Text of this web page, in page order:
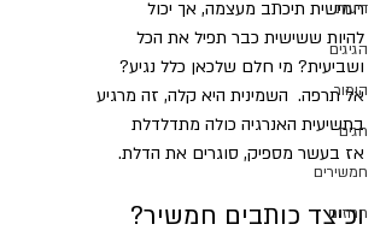
דיעות
הגיגים
הומור
חגים
חמשירים
חרוזים
חמישית תיכתב מעצמה, אך יכול
להיות ששישית כבר תפיל את הכל
ושביעית? מי חלם שלכאן כלל נגיע?
אל תרפה.  השמינית היא קלה, זה מרגיע
בתשיעית האנרגיה כולה מתדלדלת
אז בעשר מספיק, סוגרים את הדלת.
וכיצד כותבים חמשיר?